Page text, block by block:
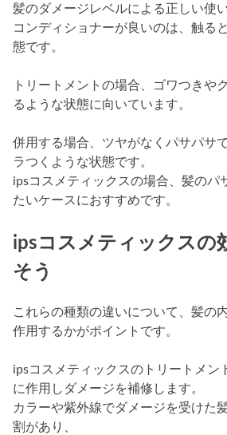
髪のダメージレベルによる正しい使
コンディショナーが良いのは、触る
態です。
トリートメントの場合、ゴワつきや
るような状態に向いています。
併用する場合、ツヤがなくパサパサ
ラつくような状態です。
ipsコスメティックスの場合、髪のパ
たいケースにおすすめです。
ipsコスメティックスの
そう
これらの種類の違いについて、髪の
作用するかがポイントです。
ipsコスメティックスのトリートメン
に作用しダメージを補修します。
カラーや紫外線でダメージを受けた
割があり、